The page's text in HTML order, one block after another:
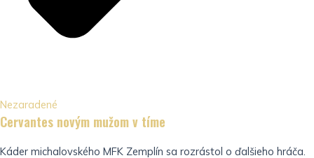
Nezaradené
Cervantes novým mužom v tíme
Káder michalovského MFK Zemplín sa rozrástol o ďalšieho hráča.